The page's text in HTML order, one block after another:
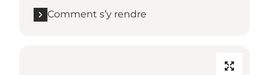
Comment s’y rendre